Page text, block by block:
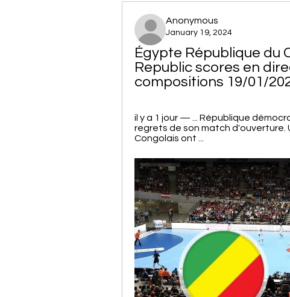
Anonymous
January 19, 2024
Égypte République du
Republic scores en
compositions 19/01/
il y a 1 jour — ... République
regrets de son match d'ouverture.
Congolais ont ...